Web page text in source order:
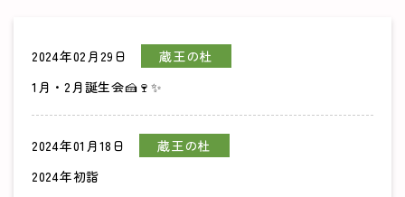
2024年02月29日
蔵王の杜
1月・2月誕生会🍰🍷✨
2024年01月18日
蔵王の杜
2024年初詣